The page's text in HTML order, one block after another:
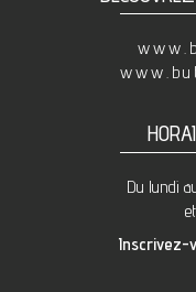
Du lundi
Inscrivez-